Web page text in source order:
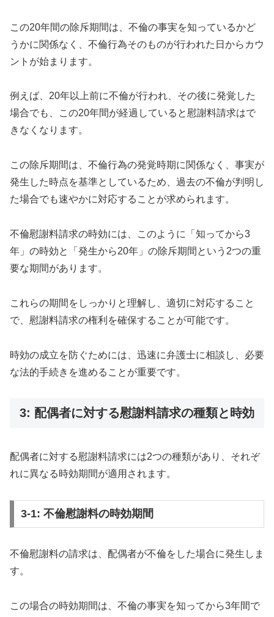
この20年間の除斥期間は、不倫の事実を知っているかど
うかに関係なく、不倫行為そのものが行われた日からカウ
ントが始まります。
例えば、20年以上前に不倫が行われ、その後に発覚した
場合でも、この20年間が経過していると慰謝料請求はで
きなくなります。
この除斥期間は、不倫行為の発覚時期に関係なく、事実が
発生した時点を基準としているため、過去の不倫が判明し
た場合でも速やかに対応することが求められます。
不倫慰謝料請求の時効には、このように「知ってから3
年」の時効と「発生から20年」の除斥期間という2つの重
要な期間があります。
これらの期間をしっかりと理解し、適切に対応すること
で、慰謝料請求の権利を確保することが可能です。
時効の成立を防ぐためには、迅速に弁護士に相談し、必要
な法的手続きを進めることが重要です。
3: 配偶者に対する慰謝料請求の種類と時効
配偶者に対する慰謝料請求には2つの種類があり、それぞ
れに異なる時効期間が適用されます。
3-1: 不倫慰謝料の時効期間
不倫慰謝料の請求は、配偶者が不倫をした場合に発生しま
す。
この場合の時効期間は、不倫の事実を知ってから3年間で